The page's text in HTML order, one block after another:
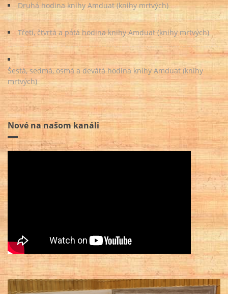
Druhá hodina knihy Amduat (knihy mrtvých)
Třetí, čtvrtá a pátá hodina knihy Amduat (knihy mrtvých)
Šestá, sedmá, osmá a devátá hodina knihy Amduat (knihy
mrtvých)
Nové na našom kanáli